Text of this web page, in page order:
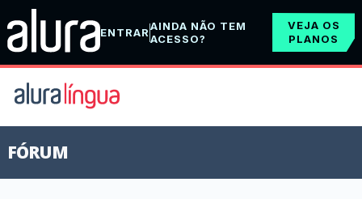
ENTRARAINDA NÃO TEM
ACESSO?
VEJA OS
PLANOS
FÓRUM